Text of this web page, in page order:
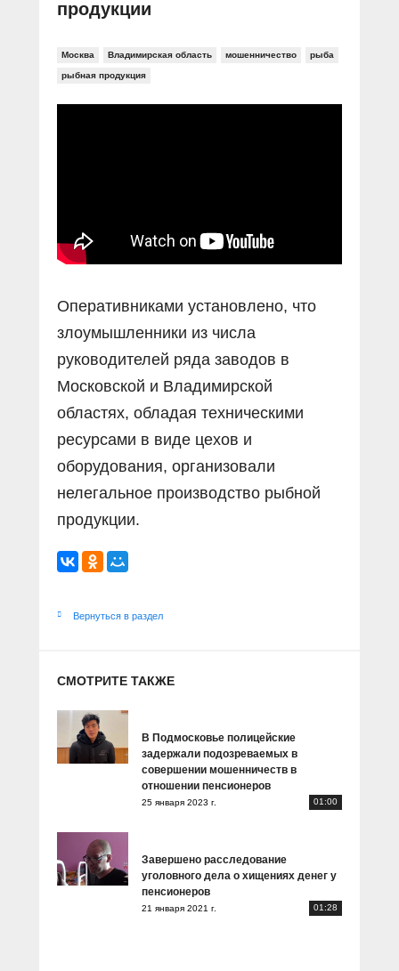
продукции
Москва Владимирская область мошенничество рыба
рыбная продукция
Оперативниками установлено, что
злоумышленники из числа
руководителей ряда заводов в
Московской и Владимирской
областях, обладая техническими
ресурсами в виде цехов и
оборудования, организовали
нелегальное производство рыбной
продукции.
Вернуться в раздел
СМОТРИТЕ ТАКЖЕ
В Подмосковье полицейские
задержали подозреваемых в
совершении мошенничеств в
отношении пенсионеров
25 января 2023 г. 01:00
Завершено расследование
уголовного дела о хищениях денег у
пенсионеров
21 января 2021 г. 01:28